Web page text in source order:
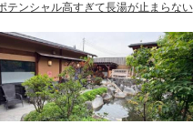
テンシャル高すぎて長湯が止まらない